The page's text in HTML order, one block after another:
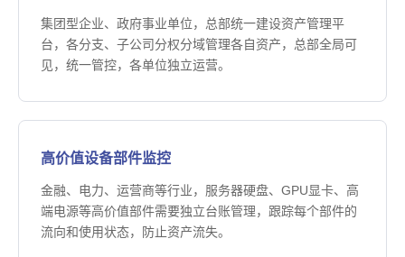
集团型企业、政府事业单位，总部统一建设资产管理平
台，各分支、子公司分权分域管理各自资产，总部全局可
见，统一管控，各单位独立运营。
高价值设备部件监控
金融、电力、运营商等行业，服务器硬盘、GPU显卡、高
端电源等高价值部件需要独立台账管理，跟踪每个部件的
流向和使用状态，防止资产流失。